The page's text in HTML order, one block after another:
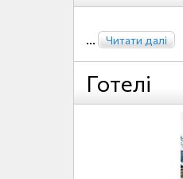
... Читати далі
Готелі